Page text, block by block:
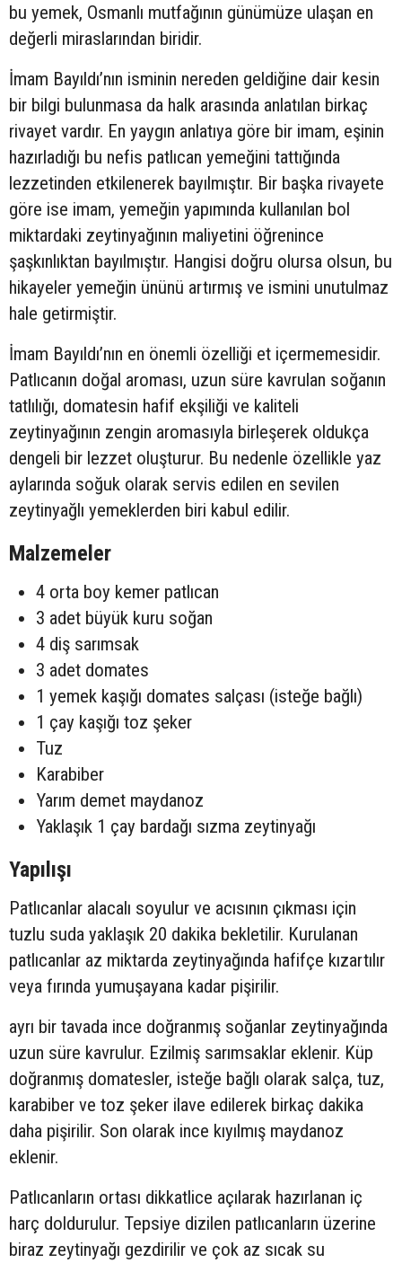
bu yemek, Osmanlı mutfağının günümüze ulaşan en
değerli miraslarından biridir.
İmam Bayıldı’nın isminin nereden geldiğine dair kesin
bir bilgi bulunmasa da halk arasında anlatılan birkaç
rivayet vardır. En yaygın anlatıya göre bir imam, eşinin
hazırladığı bu nefis patlıcan yemeğini tattığında
lezzetinden etkilenerek bayılmıştır. Bir başka rivayete
göre ise imam, yemeğin yapımında kullanılan bol
miktardaki zeytinyağının maliyetini öğrenince
şaşkınlıktan bayılmıştır. Hangisi doğru olursa olsun, bu
hikayeler yemeğin ününü artırmış ve ismini unutulmaz
hale getirmiştir.
İmam Bayıldı’nın en önemli özelliği et içermemesidir.
Patlıcanın doğal aroması, uzun süre kavrulan soğanın
tatlılığı, domatesin hafif ekşiliği ve kaliteli
zeytinyağının zengin aromasıyla birleşerek oldukça
dengeli bir lezzet oluşturur. Bu nedenle özellikle yaz
aylarında soğuk olarak servis edilen en sevilen
zeytinyağlı yemeklerden biri kabul edilir.
Malzemeler
4 orta boy kemer patlıcan
3 adet büyük kuru soğan
4 diş sarımsak
3 adet domates
1 yemek kaşığı domates salçası (isteğe bağlı)
1 çay kaşığı toz şeker
Tuz
Karabiber
Yarım demet maydanoz
Yaklaşık 1 çay bardağı sızma zeytinyağı
Yapılışı
Patlıcanlar alacalı soyulur ve acısının çıkması için
tuzlu suda yaklaşık 20 dakika bekletilir. Kurulanan
patlıcanlar az miktarda zeytinyağında hafifçe kızartılır
veya fırında yumuşayana kadar pişirilir.
ayrı bir tavada ince doğranmış soğanlar zeytinyağında
uzun süre kavrulur. Ezilmiş sarımsaklar eklenir. Küp
doğranmış domatesler, isteğe bağlı olarak salça, tuz,
karabiber ve toz şeker ilave edilerek birkaç dakika
daha pişirilir. Son olarak ince kıyılmış maydanoz
eklenir.
Patlıcanların ortası dikkatlice açılarak hazırlanan iç
harç doldurulur. Tepsiye dizilen patlıcanların üzerine
biraz zeytinyağı gezdirilir ve çok az sıcak su